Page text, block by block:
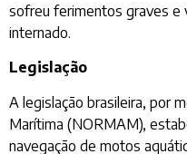
sofreu ferimentos graves e
internado.
Legislação
A legislação brasileira, por
Marítima (NORMAM),
navegação de motos